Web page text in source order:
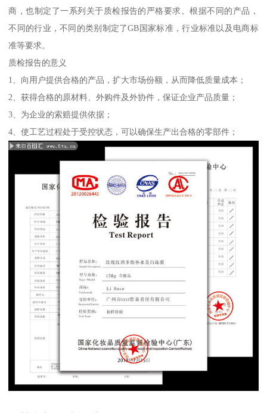
商，也制定了一系列关于质检报告的严格要求。根据不同的产品，
不同的行业，不同的类别制定了GB国家标准，行业标准以及电商标
准等要求。
质检报告的意义
1、向用户提供合格的产品，扩大市场份额，从而降低质量成本；
2、获得合格的原材料、外购件及外协件，保证企业产品质量；
3、为企业的索赔提供依据；
4、使工艺过程处于受控状态，可以确保生产出合格的零部件；